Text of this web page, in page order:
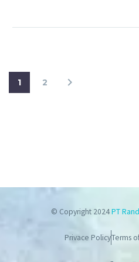
1 2
© Copyright 2024PT
Privace PolicyTerms